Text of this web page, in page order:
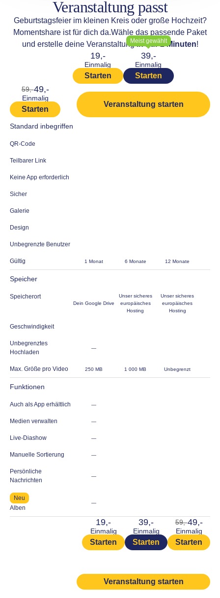
Veranstaltung passt
Geburtstagsfeier im kleinen Kreis oder große Hochzeit?
Momentshare ist für dich da.Wähle das passende Paket
und erstelle deine Veranstaltungin nur 2 Minuten!
19,-
Einmalig
Starten
Meist gewählt
39,-
Einmalig
Starten
59,-49,-
Einmalig
Starten
Veranstaltung starten
Standard inbegriffen
QR-Code
Teilbarer Link
Keine App erforderlich
Sicher
Galerie
Design
Unbegrenzte Benutzer
Gültig 1 Monat 6 Monate 12 Monate
Speicher
Speicherort
Dein Google Drive
Unser sicheres
europäisches
Hosting
Unser sicheres
europäisches
Hosting
Geschwindigkeit
Unbegrenztes
Hochladen
—
Max. Größe pro Video 250 MB 1 000 MB Unbegrenzt
Funktionen
Auch als App erhältlich —
Medien verwalten —
Live-Diashow —
Manuelle Sortierung —
Persönliche
Nachrichten
—
Neu
Alben
—
19,-
Einmalig
Starten
39,-
Einmalig
Starten
59,-49,-
Einmalig
Starten
Veranstaltung starten